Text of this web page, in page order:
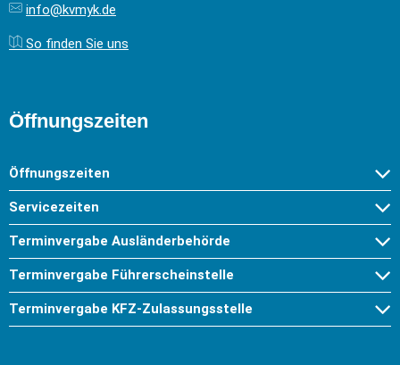
info@kvmyk.de
So finden Sie uns
Öffnungszeiten
Öffnungszeiten
Servicezeiten
Terminvergabe Ausländerbehörde
Terminvergabe Führerscheinstelle
Terminvergabe KFZ-Zulassungsstelle